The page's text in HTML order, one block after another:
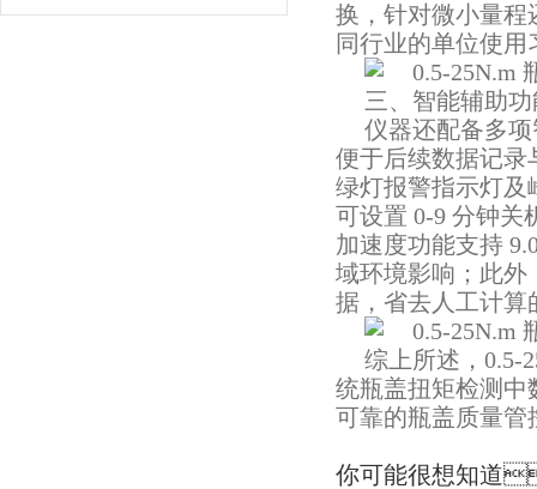
换，针对微小
同行业的单位使用习
三、智能辅助
仪器还配备多项
便于后续数据记录
绿灯报警指示灯及峰
可设置 0-9 分钟关
加速度功能支持
域环境影响；此
据，省去人工计算
综上所述，
统瓶盖扭矩检测中数据
可靠的瓶盖质量管控
你可能很想知道